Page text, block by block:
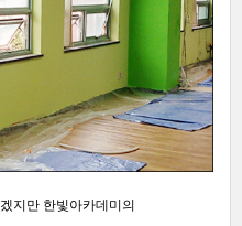
지만 한빛아카데미의